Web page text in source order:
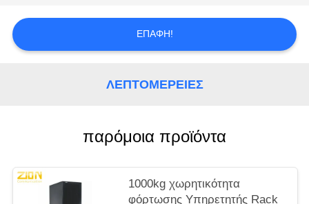
ΕΠΑΦΉ!
ΛΕΠΤΟΜΈΡΕΙΕΣ
παρόμοια προϊόντα
1000kg χωρητικότητα
φόρτωσης Υπηρετητής Rack